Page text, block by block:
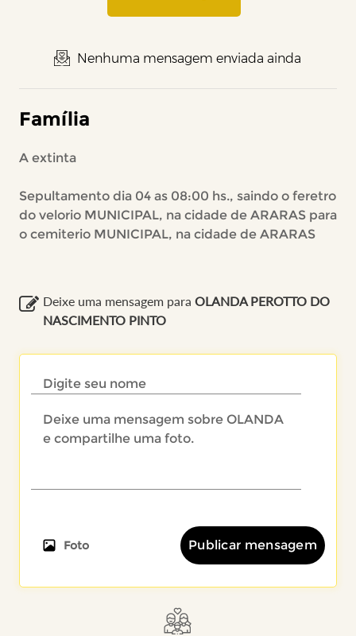
Nenhuma mensagem enviada ainda
Família
A extinta
Sepultamento dia 04 as 08:00 hs., saindo o feretro
do velorio MUNICIPAL, na cidade de ARARAS para
o cemiterio MUNICIPAL, na cidade de ARARAS
Deixe uma mensagem para OLANDA PEROTTO DO
NASCIMENTO PINTO
Foto Publicar mensagem